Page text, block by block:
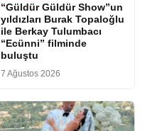
“Güldür Güldür Show”un
yıldızları Burak Topaloğlu
ile Berkay Tulumbacı
“Ecünni” filminde
buluştu
7 Ağustos 2026